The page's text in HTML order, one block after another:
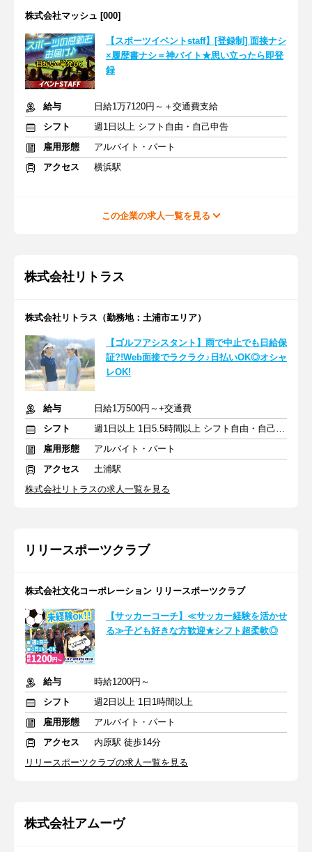
株式会社マッシュ [000]
【スポーツイベントstaff】[登録制] 面接ナシ
×履歴書ナシ＝神バイト★思い立ったら即登
録
給与
日給1万7120円～＋交通費支給
シフト
週1日以上 シフト自由・自己申告
雇用形態
アルバイト・パート
アクセス
横浜駅
この企業の求人一覧を見る
株式会社リトラス
株式会社リトラス（勤務地：土浦市エリア）
【ゴルフアシスタント】雨で中止でも日給保
証?!Web面接でラクラク♪日払いOK◎オシャ
レOK!
給与
日給1万500円～+交通費
シフト
週1日以上 1日5.5時間以上 シフト自由・自己申告
雇用形態
アルバイト・パート
アクセス
土浦駅
株式会社リトラスの求人一覧を見る
リリースポーツクラブ
株式会社文化コーポレーション リリースポーツクラブ
【サッカーコーチ】≪サッカー経験を活かせ
る≫子ども好きな方歓迎★シフト超柔軟◎
給与
時給1200円～
シフト
週2日以上 1日1時間以上
雇用形態
アルバイト・パート
アクセス
内原駅 徒歩14分
リリースポーツクラブの求人一覧を見る
株式会社アムーヴ